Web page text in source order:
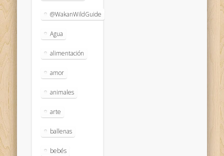
@WakanWildGuide
Agua
alimentación
amor
animales
arte
ballenas
bebés